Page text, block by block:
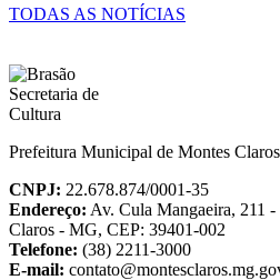
TODAS AS NOTÍCIAS
Prefeitura Municipal de Montes Claros
CNPJ: 22.678.874/0001-35
Endereço: Av. Cula Mangaeira, 211
Claros - MG, CEP: 39401-002
Telefone: (38) 2211-3000
E-mail: